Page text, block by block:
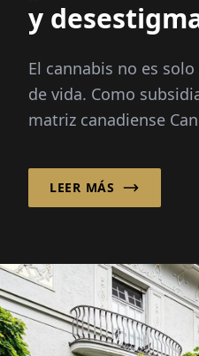
y
El cannabis no es
de vida. Como
matriz canadiense
distribuye cannabis
LEER MÁS